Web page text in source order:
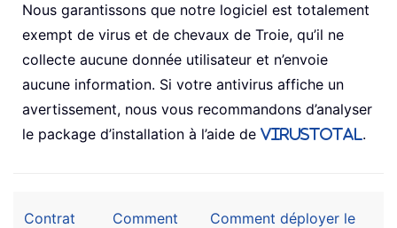
Nous garantissons que notre logiciel est totalement
exempt de virus et de chevaux de Troie, qu’il ne
collecte aucune donnée utilisateur et n’envoie
aucune information. Si votre antivirus affiche un
avertissement, nous vous recommandons d’analyser
le package d’installation à l’aide de VIRUSTOTAL .
Contrat
Comment
Comment déployer le